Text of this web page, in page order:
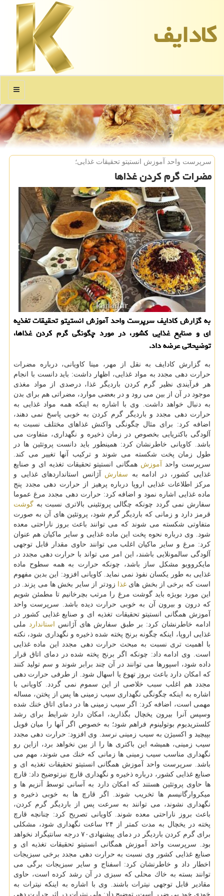
كادایف
منو
سرپرست واحد آموزش انستیتو تحقیقات غذایی؛
مضرات گرم كردن غذاها
به گزارش كادایف سرپرست واحد آموزش انستیتو تحقیقات تغذیه
ای و صنایع غذایی كشور، در مورد چگونگی گرم كردن غذاها،
توضیحاتی عرضه داد.
به گزارش كادایف به نقل از مهر، مینا كاویانی، درباره مضرات
حرارت دهی مجدد به مواد غذایی، اظهار داشت: باید دانست با انجام
هر فرآیندی نظیر گرم كردن باردیگر غذا، درصدی از مواد مغذی
موجود در آن از بین می رود و در بعضی موارد، مضراتی هم برای بدن
به دنبال خواهد داشت. وی با اشاره به اینكه همه مواد غذایی به
حرارت دهی مجدد و باردیگر گرم كردن به خوبی پاسخ نمی دهند،
اضافه كرد: برای مثال چگونگی واكنش غذاهای مختلف نسبت به
آلودگی باكتریایی بخصوص در زمان ذخیره و نگهداری، متفاوت می
باشد. كاویانی خاطرنشان كرد: همینطور باید دانست پروتئین ها در
طول زمان پخت شكسته می شوند و تركیب آنها تغییر می كند.
سرپرست واحد
آموزش همگانی انستیتو تحقیقات تغذیه ای و صنایع
غذایی كشور، در ادامه به سفارش آژانس استانداردهای غذایی و
مركز اطلاعات غذایی اروپا درباره پرهیز از حرارت دهی مجدد پنج
ماده غذایی اشاره نمود و اضافه كرد: حرارت دهی مجدد مرغ عموما
سفارش نمی گردد چونكه چگالی پروتئینی بالاتری نسبت به گوشت
قرمز دارد و زمانی كه باردیگر گرم شود، پروتئین های آن به صورت
متفاوتی شكسته می شوند كه می توانند باعث بروز ناراحتی معده
شود. وی درباره نحوه پخت این ماده غذایی و سایر ماكیان هم عنوان
كرد: مرغ و سایر ماكیان اغلب می توانند حاوی مقدار قابل توجهی
آلودگی سالمونلایی باشند، این امر می تواند با حرارت دهی مجدد در
مایكروویو مشكل ساز باشد، چونكه حرارت به همه سطوح ماده
غذایی به طور یكسان نفوذ نمی نماید. كاویانی افزود: این بدین مفهوم
است كه برخی از بخش هایغذا زودتر از سایر بخش ها می پزند. در
این مورد بویژه باید گوشت مرغ را مرتب بچرخانیم تا مطمئن شویم
كه درون و بیرون آن به خوبی حرارت دیده باشد. سرپرست واحد
آموزش همگانی انستیتو تحقیقات تغذیه ای و صنایع غذایی كشور در
ادامه خاطرنشان كرد: بر طبق سفارش های آژانس
استانداردملی
غذایی اروپا، اینكه چگونه برنج پخته شده ذخیره و نگهداری شود، نكته
با اهمیت تری نسبت به مبحث حرارت دهی مجدد این ماده غذایی
است. وی ادامه داد: چونكه اگر برنج پخته شده در دمای اتاق قرار
داده شود، اسپورها می توانند در آن چند برابر شوند و سم تولید كنند
كه امكان دارد باعث بروز تهوع یا اسهال شود. از طرفی حرارت دهی
مجدد هم اغلب سبب خلاصی از این سموم نمی گردد. كاویانی با
اشاره به اینكه چگونگی نگهداری سیب زمینی ها پس از پختن، مساله
مهمی است، اضافه كرد: اگر سیب زمینی ها در دمای اتاق خنك شده
وسپس آنرا بیرون یخچال بگذارید، امكان دارد شرایط برای رشد
كلستریدیوم بوتولینوم فراهم شود؛ به خصوص اگر آنها را میان فویل
بپیچید و اكسیژن به سیب زمینی نرسد. وی افزود: حرارت دهی مجدد
سیب زمینی، همیشه این باكتری ها را از بین نخواهد برد، ازاین رو
نگهداری مناسب سیب زمینی ها زمانی كه خنك می شوند، مهم می
باشد. سرپرست واحد آموزش همگانی انستیتو تحقیقات تغذیه ای و
صنایع غذایی كشور، درباره ذخیره و نگهداری قارچ نیزتوضیح داد: قارچ
ها حاوی پروتئین هستند كه امكان دارد به آسانی توسط آنزیم ها و
میكروارگانیسم ها تخریب شوند. اگر قارچ ها به خوبی ذخیره و
نگهداری نشوند، می توانند به سرعت پس از باردیگر گرم كردن،
باعث بروز ناراحتی معده شوند. كاویانی تصریح كرد: چنانچه قارچ
پخته در یخچال به مدت كمتر از ۲۴ ساعت نگهداری شود، مشكلی
برای گرم كردن باردیگر در دمای پیشنهادی۷۰ درجه سانتیگراد نخواهد
بود. سرپرست واحد آموزش همگانی انستیتو تحقیقات تغذیه ای و
صنایع غذایی كشور وی نسبت به حرارت دهی مجدد برخی سبزیجات
اخطار داد و خاطرنشان كرد: اسفناج و سایر سبزیجات برگی می
توانند بسته به خاك محلی كه سبزی در آن رشد كرده است، حاوی
مقادیر قابل توجهی نیترات باشند. وی با اشاره به اینكه نیترات به
خودی خود بی ضرر است، توضیح داد: ولی نیترات در اثر حرارت دهی